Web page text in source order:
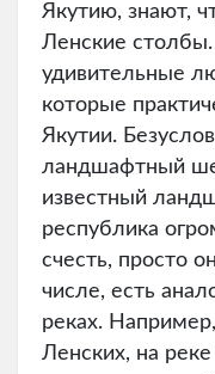
Якутию, знают,
Ленские
удивительные
которые
Якутии.
ландшафтный
известный
республика
счесть, просто
числе, есть
реках.
Ленских, на